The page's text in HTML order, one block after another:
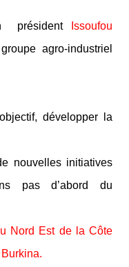
président
Issoufou
agro-industriel
développer la
nouvelles initiatives
pas d’abord du
Nord Est de la Côte